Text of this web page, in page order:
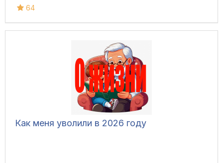
64
Как меня уволили в 2026 году